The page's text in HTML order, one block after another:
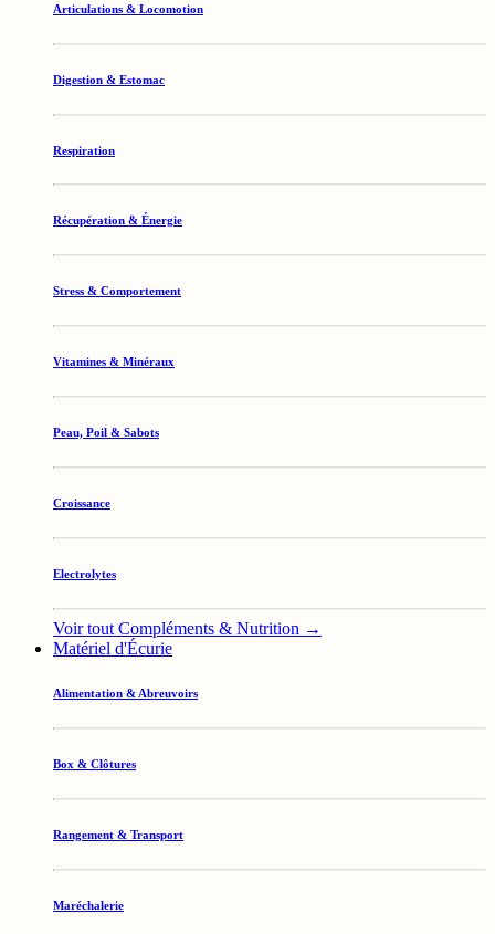
Articulations & Locomotion
Digestion & Estomac
Respiration
Récupération & Énergie
Stress & Comportement
Vitamines & Minéraux
Peau, Poil & Sabots
Croissance
Electrolytes
Voir tout Compléments & Nutrition →
Matériel d'Écurie
Alimentation & Abreuvoirs
Box & Clôtures
Rangement & Transport
Maréchalerie